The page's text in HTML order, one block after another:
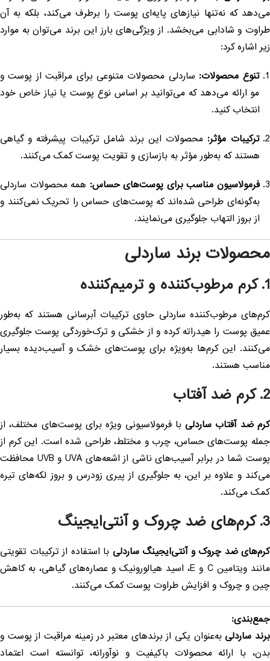
می‌دهد که نه‌تنها نیازهای پایه‌ای پوست را برطرف می‌کند، بلکه به آن
طراوت و شادابی می‌بخشد. از ویژگی‌های بارز این برند می‌توان به موارد
زیر اشاره کرد:
تنوع محصولات:ساردلی محصولات متنوعی برای مراقبت از پوست و
مو ارائه می‌دهد که می‌توانید بر اساس نوع پوست یا نیاز خاص خود
انتخاب کنید.
ترکیبات مؤثر:محصولات این برند شامل ترکیبات پیشرفته و گیاهی
هستند که به‌طور مؤثر به بازسازی و تقویت پوست کمک می‌کنند.
فرمولاسیون مناسب برای پوست‌های حساس: همه محصولات ساردلی
به‌گونه‌ای طراحی شده‌اند که پوست‌های حساس را تحریک نمی‌کنند و
از بروز التهاب جلوگیری می‌نمایند.
محصولات برند ساردلی
1. کرم مرطوب‌کننده و ترمیم‌کننده
کرم‌های مرطوب‌کننده ساردلی حاوی ترکیبات آبرسانی هستند که به‌طور
عمیق پوست را هیدراته کرده و از خشکی و ترک‌خوردگی پوست جلوگیری
می‌کنند. این کرم‌ها به‌ویژه برای پوست‌های خشک و آسیب‌دیده بسیار
مناسب هستند.
2. کرم ضد آفتاب
ضد آفتاب ساردلیبا فرمولاسیونی ویژه برای پوست‌های مختلف، از
جمله پوست‌های حساس، چرب و مختلط، طراحی شده است. این کرم از
پوست شما در برابر آسیب‌های ناشی از اشعه‌های UVA و UVB محافظت
می‌کند و علاوه بر این، به جلوگیری از پیری زودرس و بروز لکه‌های تیره
کمک می‌کند.
3. کرم‌های ضد چروک و آنتی‌ایجینگ
کرم‌های ضد چروک و آنتی‌ایجینگ ساردلی با استفاده از ترکیبات تقویتی
مانند ویتامین C و E، اسید هیالورونیک و عصاره‌های گیاهی، به کاهش
چین و چروک و افزایش طراوت پوست کمک می‌کنند.
جمع‌بندی:
ساردلیبه‌عنوان یکی از برندهای معتبر در زمینه مراقبت از پوست و
بدن، با ارائه محصولات باکیفیت و نوآورانه، توانسته است اعتماد